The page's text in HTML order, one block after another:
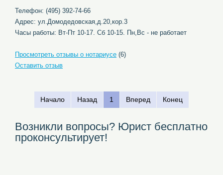
Телефон: (495) 392-74-66
Адрес: ул.Домодедовская,д.20,кор.3
Часы работы: Вт-Пт 10-17. Сб 10-15. Пн,Вс - не работает
Просмотреть отзывы о нотариусе (6)
Оставить отзыв
Начало Назад 1 Вперед Конец
Возникли вопросы? Юрист бесплатно
проконсультирует!